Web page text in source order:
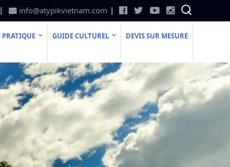
info@atypikvietnam.com
GUIDE CULTUREL DEVIS SUR MESURE